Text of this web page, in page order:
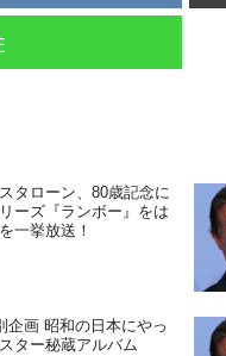
タローン、80歳記念に
ーズ『ランボー』をは
一挙放送！
企画 昭和の日本にやっ
ター秘蔵アルバム